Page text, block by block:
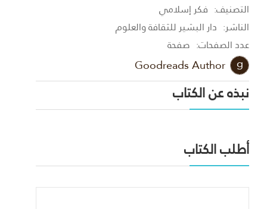
التصنيف: فكر إسلامي
الناشر: دار البشير للثقافة والعلوم
عدد الصفحات: صفحة
Goodreads Author
نبذه عن الكتاب
أطلب الكتاب